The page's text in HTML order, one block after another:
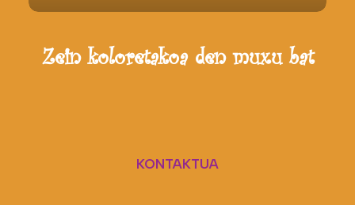
Zein koloretakoa den muxu bat
KONTAKTUA